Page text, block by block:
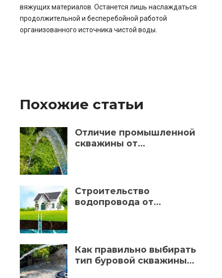
вяжущих материалов. Останется лишь наслаждаться
продолжительной и бесперебойной работой
организованного источника чистой воды.
Похожие статьи
Отличие промышленной
скважины от
Строительство
водопровода от
Как правильно выбирать
тип буровой скважины